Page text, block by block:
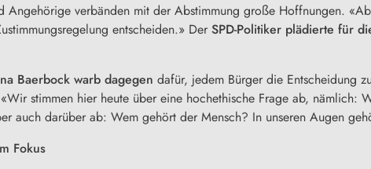
Angehörige verbänden mit der Abstimmung große Hoffnungen.
entscheiden.» Der SPD-Politiker plädierte für
Baerbock warb dagegen dafür, jedem Bürger die Entscheidung
stimmen hier heute über eine hochethische Frage ab, nämlich:
auch darüber ab: Wem gehört der Mensch? In unseren Augen
Fokus